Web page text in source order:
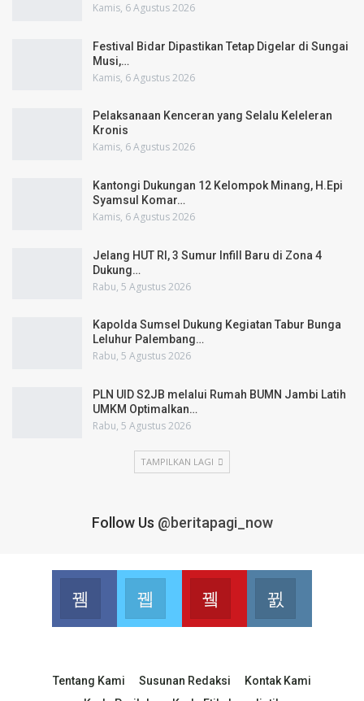
Kamis, 6 Agustus 2026
Festival Bidar Dipastikan Tetap Digelar di Sungai
Musi,…
Kamis, 6 Agustus 2026
Pelaksanaan Kenceran yang Selalu Keleleran
Kronis
Kamis, 6 Agustus 2026
Kantongi Dukungan 12 Kelompok Minang, H.Epi
Syamsul Komar…
Kamis, 6 Agustus 2026
Jelang HUT RI, 3 Sumur Infill Baru di Zona 4
Dukung…
Rabu, 5 Agustus 2026
Kapolda Sumsel Dukung Kegiatan Tabur Bunga
Leluhur Palembang…
Rabu, 5 Agustus 2026
PLN UID S2JB melalui Rumah BUMN Jambi Latih
UMKM Optimalkan…
Rabu, 5 Agustus 2026
TAMPILKAN LAGI
Follow Us @beritapagi_now
Facebook
Join us on Facebook
Twitter
Join us on Twitter
Youtube
Join us on Youtube
Tentang Kami Susunan Redaksi
Kontak Kami